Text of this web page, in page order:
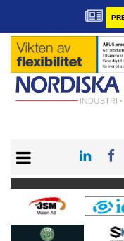
KONTAKT
VÅRA ANDRA
PRENUMERERA